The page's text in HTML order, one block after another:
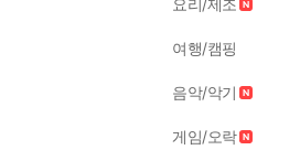
요리/제조
여행/캠핑
음악/악기
게임/오락